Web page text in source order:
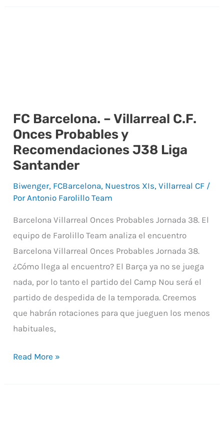
FC Barcelona. – Villarreal C.F.
Onces Probables y
Recomendaciones J38 Liga
Santander
Biwenger, FCBarcelona, Nuestros XIs,Villarreal CF /
Por Antonio Farolillo Team
Barcelona Villarreal Onces Probables Jornada 38. El
equipo de Farolillo Team analiza el encuentro
Barcelona Villarreal Onces Probables Jornada 38.
¿Cómo llega al encuentro? El Barça ya no se juega
nada, por lo tanto el partido del Camp Nou será el
partido de despedida de la temporada. Creemos
que habrán rotaciones para que jueguen los menos
habituales,
FC
Barcelona.
–
Villarreal
Onces
Recomendaciones
Liga
Santander
Read More »